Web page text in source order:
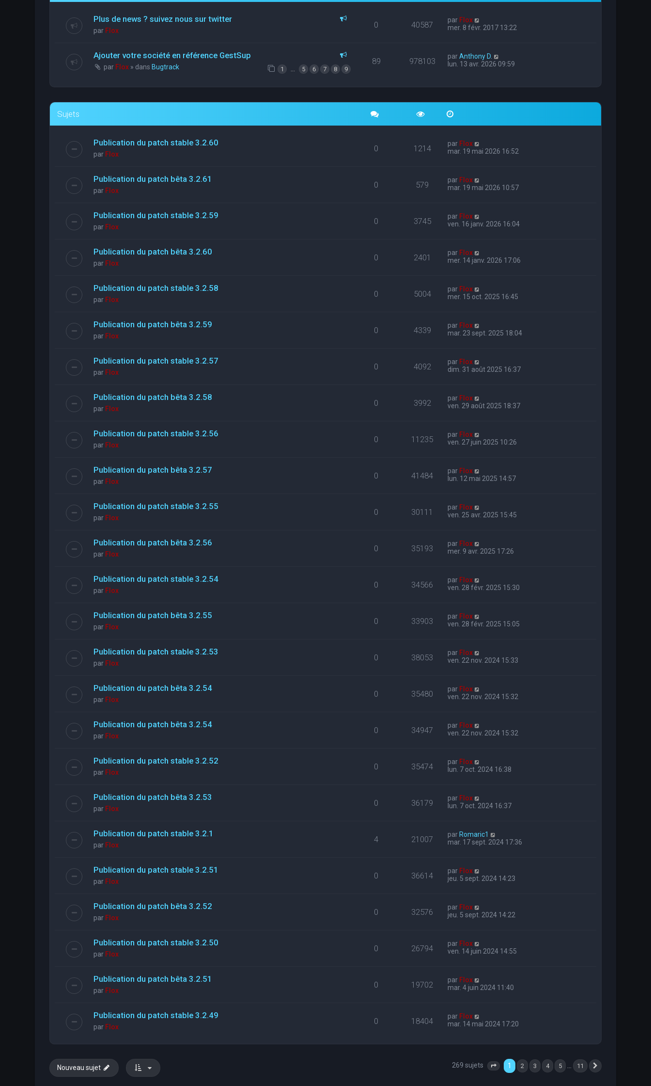
Plus de news ? suivez nous sur twitter
par Flox
0 40587 par Flox
mer. 8 févr. 2017 13:22
Ajouter votre société en référence GestSup
par Flox » dans Bugtrack 1 5 6 7 8 9
89 978103 parAnthony D.
lun. 13 avr. 2026 09:59
Sujets
Publication du patch stable 3.2.60
par Flox
0 1214 par Flox
mar. 19 mai 2026 16:52
Publication du patch bêta 3.2.61
par Flox
0 579 par Flox
mar. 19 mai 2026 10:57
Publication du patch stable 3.2.59
par Flox
0 3745 par Flox
ven. 16 janv. 2026 16:04
Publication du patch bêta 3.2.60
par Flox
0 2401 par Flox
mer. 14 janv. 2026 17:06
Publication du patch stable 3.2.58
par Flox
0 5004 par Flox
mer. 15 oct. 2025 16:45
Publication du patch bêta 3.2.59
par Flox
0 4339 par Flox
mar. 23 sept. 2025 18:04
Publication du patch stable 3.2.57
par Flox
0 4092 par Flox
dim. 31 août 2025 16:37
Publication du patch bêta 3.2.58
par Flox
0 3992 par Flox
ven. 29 août 2025 18:37
Publication du patch stable 3.2.56
par Flox
0 11235 par Flox
ven. 27 juin 2025 10:26
Publication du patch bêta 3.2.57
par Flox
0 41484 par Flox
lun. 12 mai 2025 14:57
Publication du patch stable 3.2.55
par Flox
0 30111 par Flox
ven. 25 avr. 2025 15:45
Publication du patch bêta 3.2.56
par Flox
0 35193 par Flox
mer. 9 avr. 2025 17:26
Publication du patch stable 3.2.54
par Flox
0 34566 par Flox
ven. 28 févr. 2025 15:30
Publication du patch bêta 3.2.55
par Flox
0 33903 par Flox
ven. 28 févr. 2025 15:05
Publication du patch stable 3.2.53
par Flox
0 38053 par Flox
ven. 22 nov. 2024 15:33
Publication du patch bêta 3.2.54
par Flox
0 35480 par Flox
ven. 22 nov. 2024 15:32
Publication du patch bêta 3.2.54
par Flox
0 34947 par Flox
ven. 22 nov. 2024 15:32
Publication du patch stable 3.2.52
par Flox
0 35474 par Flox
lun. 7 oct. 2024 16:38
Publication du patch bêta 3.2.53
par Flox
0 36179 par Flox
lun. 7 oct. 2024 16:37
Publication du patch stable 3.2.1
par Flox
4 21007 par Romaric1
mar. 17 sept. 2024 17:36
Publication du patch stable 3.2.51
par Flox
0 36614 par Flox
jeu. 5 sept. 2024 14:23
Publication du patch bêta 3.2.52
par Flox
0 32576 par Flox
jeu. 5 sept. 2024 14:22
Publication du patch stable 3.2.50
par Flox
0 26794 par Flox
ven. 14 juin 2024 14:55
Publication du patch bêta 3.2.51
par Flox
0 19702 par Flox
mar. 4 juin 2024 11:40
Publication du patch stable 3.2.49
par Flox
0 18404 par Flox
mar. 14 mai 2024 17:20
Nouveau sujet 269 sujets Page 1 sur 11
1 2 3 4 5 11